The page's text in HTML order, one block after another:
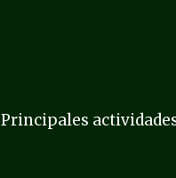
Principales